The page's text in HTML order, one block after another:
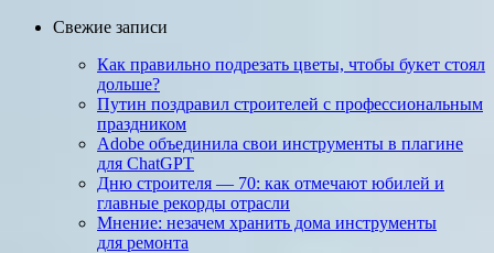
Свежие записи
Как правильно под­ре­зать цветы, чтобы букет стоял
дольше?
Путин поздравил строителей с профессиональным
праздником
Adobe объединила свои инструменты в плагине
для ChatGPT
Дню строителя — 70: как отмечают юбилей и
главные рекорды отрасли
Мнение: незачем хранить дома инструменты
для ремонта